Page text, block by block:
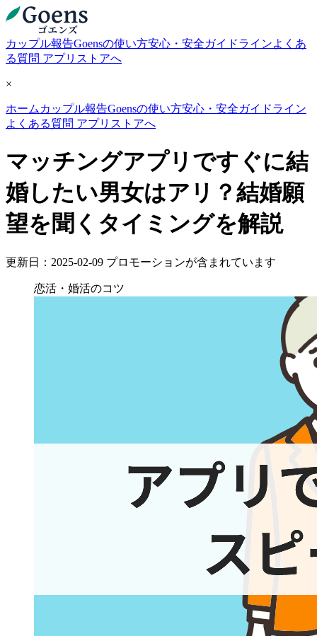
カップル報告Goensの使い方安心・安全ガイドラインよくあ
る質問 アプリストアへ
×
ホーム カップル報告Goensの使い方安心・安全ガイドライン
よくある質問 アプリストアへ
マッチングアプリですぐに結
婚したい男女はアリ？結婚願
望を聞くタイミングを解説
更新日：2025-02-09 プロモーションが含まれています
恋活・婚活のコツ